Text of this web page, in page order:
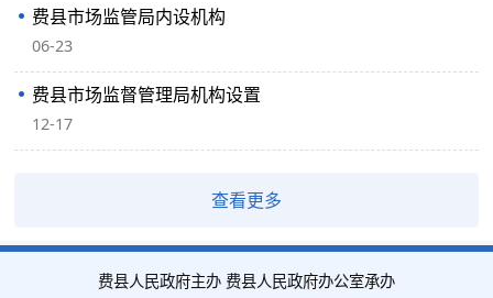
费县市场监管局内设机构
06-23
费县市场监督管理局机构设置
12-17
查看更多
费县人民政府主办 费县人民政府办公室承办